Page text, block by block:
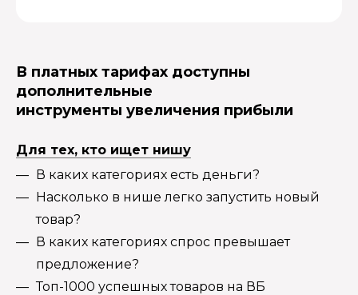
В платных тарифах доступны
дополнительные
инструменты увеличения прибыли
Для тех, кто ищет нишу
В каких категориях есть деньги?
Насколько в нише легко запустить новый
товар?
В каких категориях спрос превышает
предложение?
Топ-1000 успешных товаров на ВБ